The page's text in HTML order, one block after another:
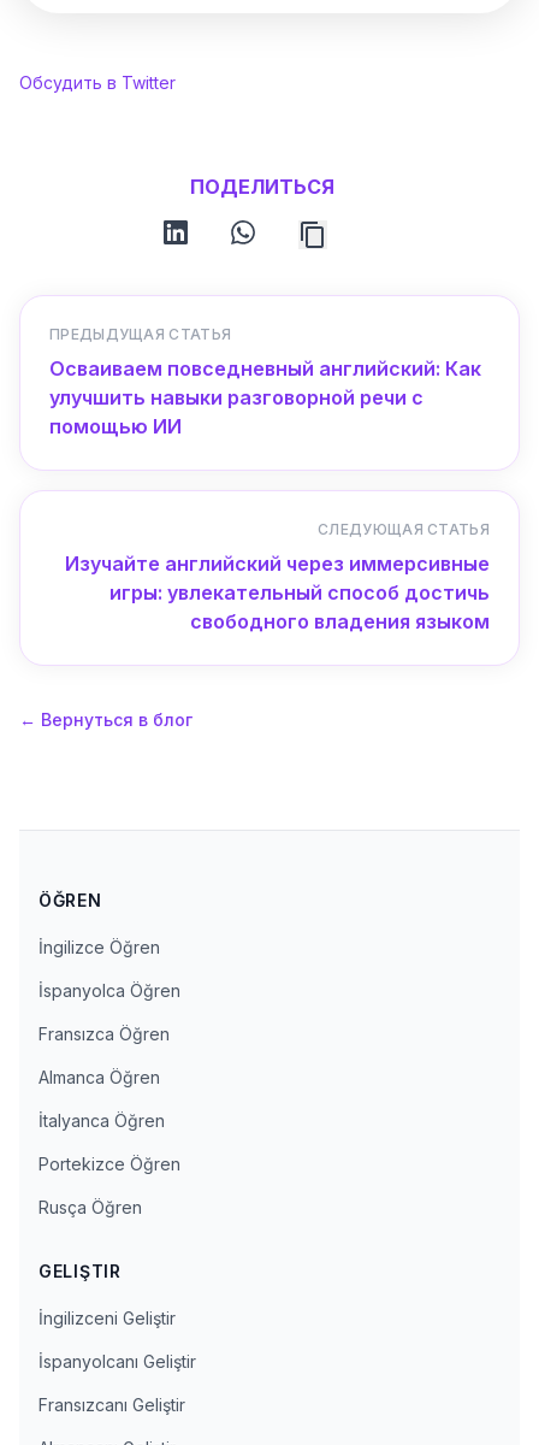
Обсудить в Twitter
ПОДЕЛИТЬСЯ
linkedin whatsapp
ПРЕДЫДУЩАЯ СТАТЬЯ
Осваиваем повседневный английский: Как
улучшить навыки разговорной речи с
помощью ИИ
СЛЕДУЮЩАЯ СТАТЬЯ
Изучайте английский через иммерсивные
игры: увлекательный способ достичь
свободного владения языком
← Вернуться в блог
ÖĞREN
İngilizce Öğren
İspanyolca Öğren
Fransızca Öğren
Almanca Öğren
İtalyanca Öğren
Portekizce Öğren
Rusça Öğren
GELIŞTIR
İngilizceni Geliştir
İspanyolcanı Geliştir
Fransızcanı Geliştir